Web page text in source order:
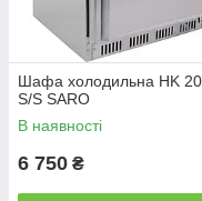
Шафа холодильна HK
S/S SARO
В наявності
6 750 ₴